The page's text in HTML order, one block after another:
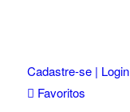
Cadastre-se | Login
Favoritos